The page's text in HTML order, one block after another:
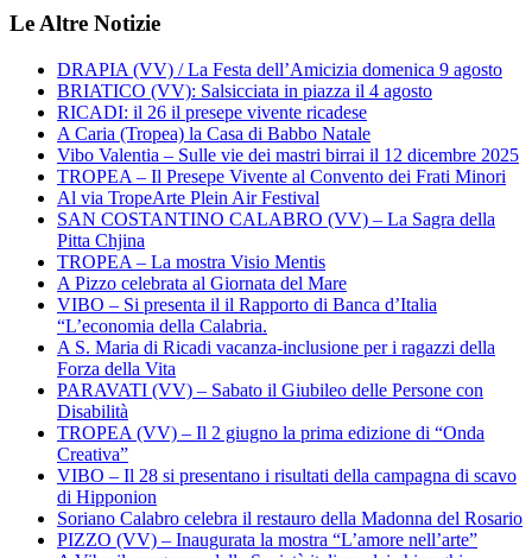
Le Altre Notizie
DRAPIA (VV) / La Festa dell’Amicizia domenica 9 agosto
BRIATICO (VV): Salsicciata in piazza il 4 agosto
RICADI: il 26 il presepe vivente ricadese
A Caria (Tropea) la Casa di Babbo Natale
Vibo Valentia – Sulle vie dei mastri birrai il 12 dicembre 2025
TROPEA – Il Presepe Vivente al Convento dei Frati Minori
Al via TropeArte Plein Air Festival
SAN COSTANTINO CALABRO (VV) – La Sagra della
Pitta Chjina
TROPEA – La mostra Visio Mentis
A Pizzo celebrata al Giornata del Mare
VIBO – Si presenta il il Rapporto di Banca d’Italia
“L’economia della Calabria.
A S. Maria di Ricadi vacanza-inclusione per i ragazzi della
Forza della Vita
PARAVATI (VV) – Sabato il Giubileo delle Persone con
Disabilità
TROPEA (VV) – Il 2 giugno la prima edizione di “Onda
Creativa”
VIBO – Il 28 si presentano i risultati della campagna di scavo
di Hipponion
Soriano Calabro celebra il restauro della Madonna del Rosario
PIZZO (VV) – Inaugurata la mostra “L’amore nell’arte”